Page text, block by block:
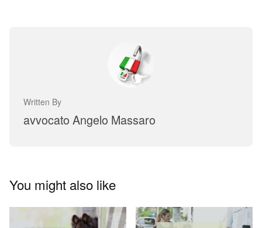
Written By
avvocato Angelo Massaro
You might also like